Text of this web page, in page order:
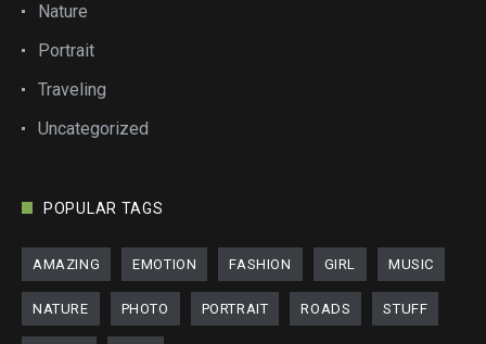
Nature
Portrait
Traveling
Uncategorized
POPULAR TAGS
AMAZING EMOTION FASHION GIRL MUSIC
NATURE PHOTO PORTRAIT ROADS STUFF